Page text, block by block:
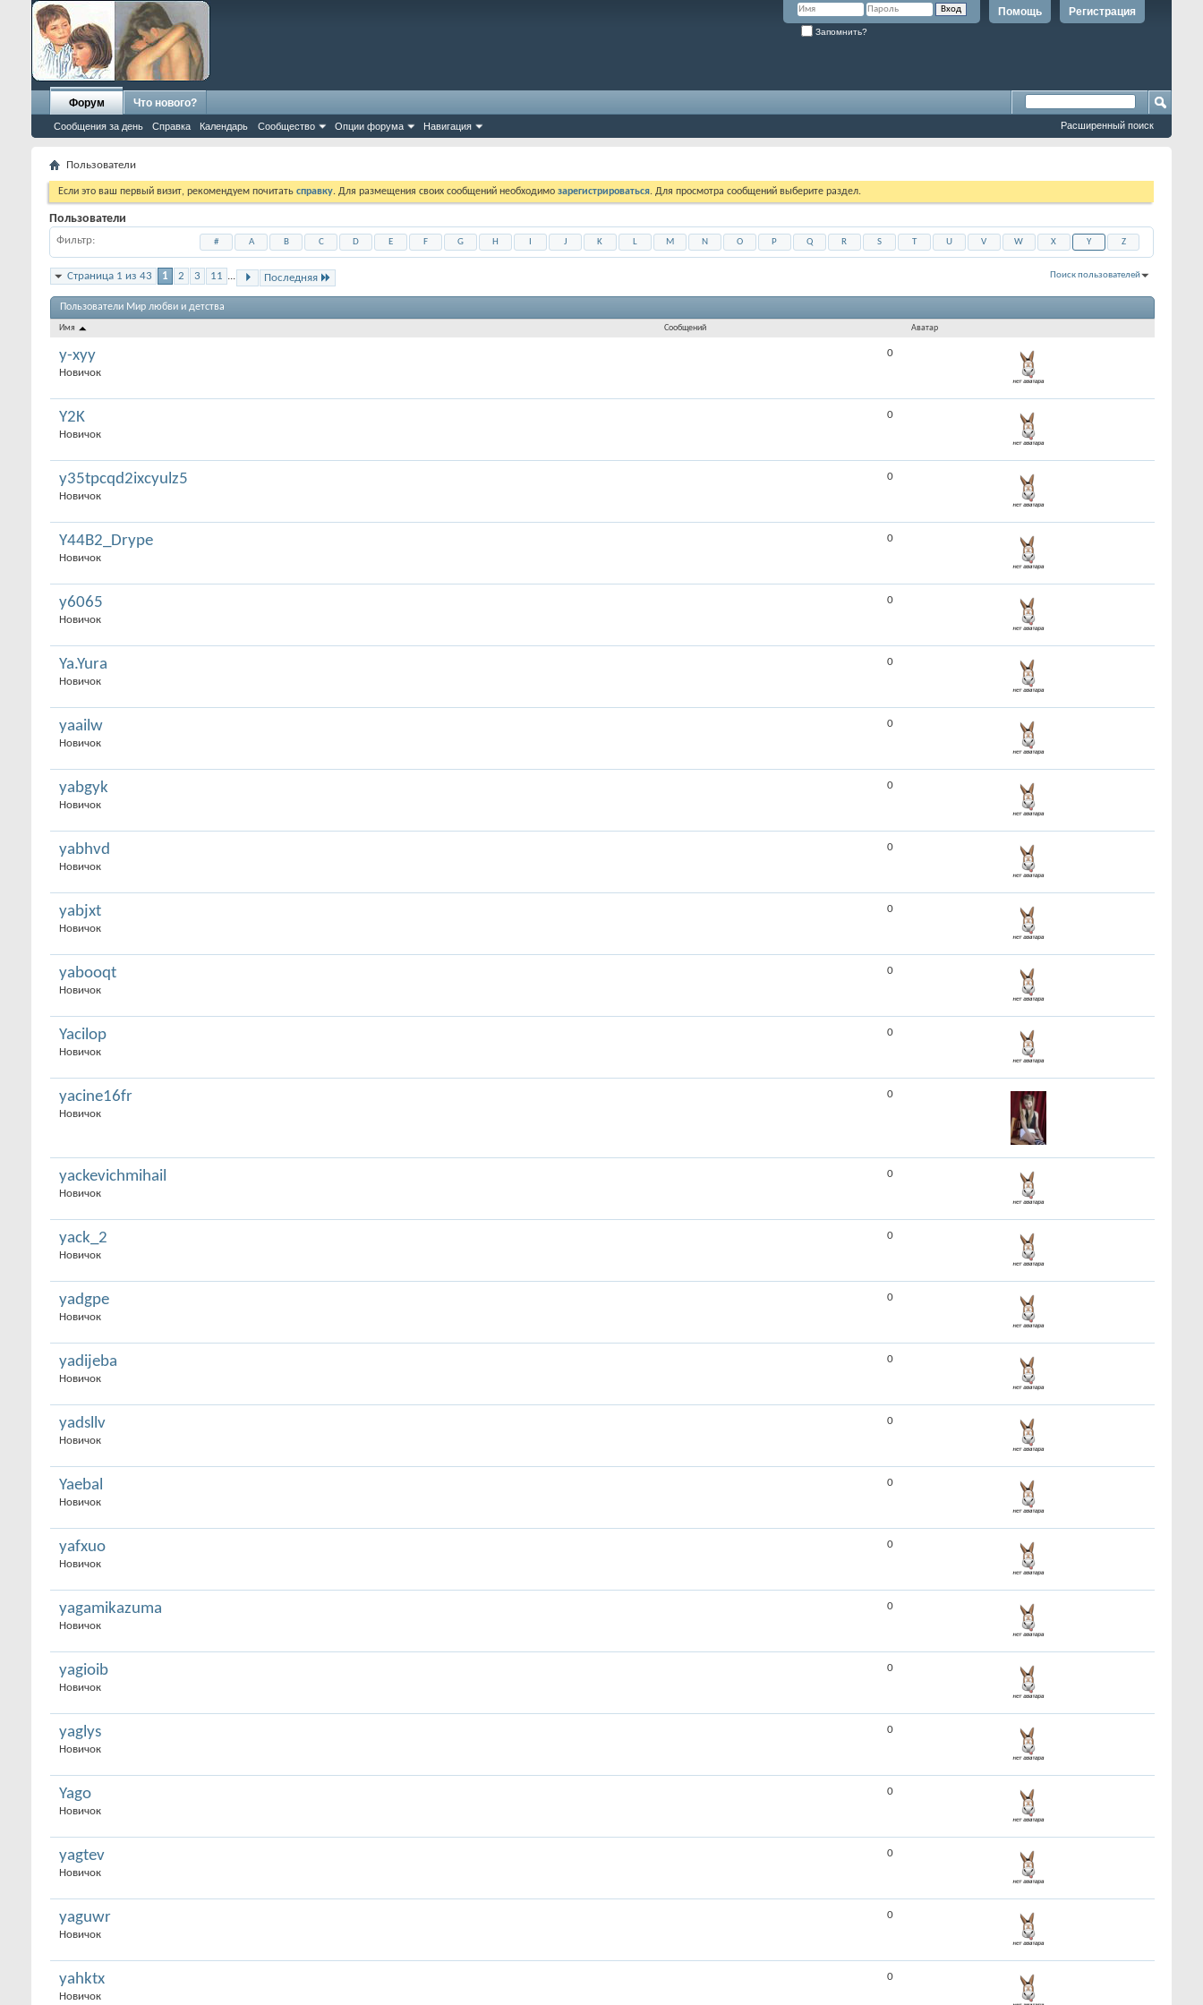
Регистрация
Помощь
Запомнить?
Форум
Сообщения за день Справка Календарь Сообщество Опции форума Навигация
Что нового?
Расширенный поиск
Пользователи
Если это ваш первый визит, рекомендуем почитать справку. Для размещения своих сообщений необходимо зарегистрироваться. Для просмотра сообщений выберите раздел.
Пользователи
Фильтр # A B C D E F G H J K L M N O P Q R S T U V W X Y Z
Страница 1 из 43 1 2 3 11 ... Последняя Поиск пользователей
Пользователи Мир любви и детства
Имя Сообщений Аватар
y-xyy
Новичок
0
Y2K
Новичок
0
y35tpcqd2ixcyulz5
Новичок
0
Y44B2_Drype
Новичок
0
y6065
Новичок
0
Ya.Yura
Новичок
0
yaailw
Новичок
0
yabgyk
Новичок
0
yabhvd
Новичок
0
yabjxt
Новичок
0
yabooqt
Новичок
0
Yacilop
Новичок
0
yacine16fr
Новичок
0
yackevichmihail
Новичок
0
yack_2
Новичок
0
yadgpe
Новичок
0
yadijeba
Новичок
0
yadsllv
Новичок
0
Yaebal
Новичок
0
yafxuo
Новичок
0
yagamikazuma
Новичок
0
yagioib
Новичок
0
yaglys
Новичок
0
Yago
Новичок
0
yagtev
Новичок
0
yaguwr
Новичок
0
yahktx
Новичок
0